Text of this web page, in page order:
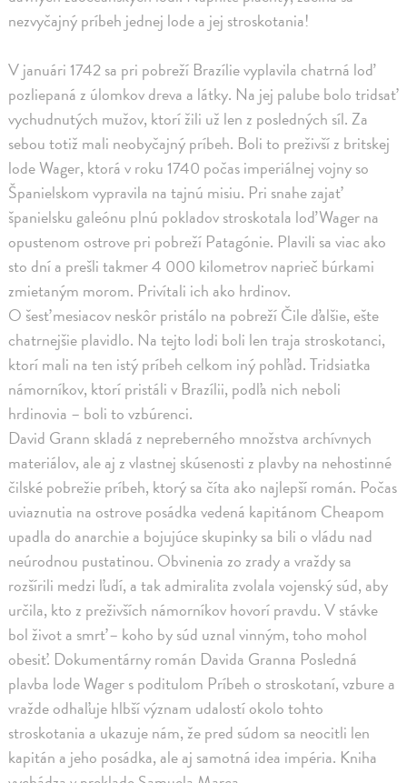
nezvyčajný príbeh jednej lode a jej stroskotania!
V januári 1742 sa pri pobreží Brazílie vyplavila chatrná loď
pozliepaná z úlomkov dreva a látky. Na jej palube bolo tridsať
vychudnutých mužov, ktorí žili už len z posledných síl. Za
sebou totiž mali neobyčajný príbeh. Boli to preživší z britskej
lode Wager, ktorá v roku 1740 počas imperiálnej vojny so
Španielskom vypravila na tajnú misiu. Pri snahe zajať
španielsku galeónu plnú pokladov stroskotala loď Wager na
opustenom ostrove pri pobreží Patagónie. Plavili sa viac ako
sto dní a prešli takmer 4 000 kilometrov naprieč búrkami
zmietaným morom. Privítali ich ako hrdinov.
O šesť mesiacov neskôr pristálo na pobreží Čile ďalšie, ešte
chatrnejšie plavidlo. Na tejto lodi boli len traja stroskotanci,
ktorí mali na ten istý príbeh celkom iný pohľad. Tridsiatka
námorníkov, ktorí pristáli v Brazílii, podľa nich neboli
hrdinovia – boli to vzbúrenci.
David Grann skladá z nepreberného množstva archívnych
materiálov, ale aj z vlastnej skúsenosti z plavby na nehostinné
čilské pobrežie príbeh, ktorý sa číta ako najlepší román. Počas
uviaznutia na ostrove posádka vedená kapitánom Cheapom
upadla do anarchie a bojujúce skupinky sa bili o vládu nad
neúrodnou pustatinou. Obvinenia zo zrady a vraždy sa
rozšírili medzi ľudí, a tak admiralita zvolala vojenský súd, aby
určila, kto z preživších námorníkov hovorí pravdu. V stávke
bol život a smrť – koho by súd uznal vinným, toho mohol
obesiť. Dokumentárny román Davida Granna Posledná
plavba lode Wager s poditulom Príbeh o stroskotaní, vzbure a
vražde odhaľuje hlbší význam udalostí okolo tohto
stroskotania a ukazuje nám, že pred súdom sa neocitli len
kapitán a jeho posádka, ale aj samotná idea impéria. Kniha